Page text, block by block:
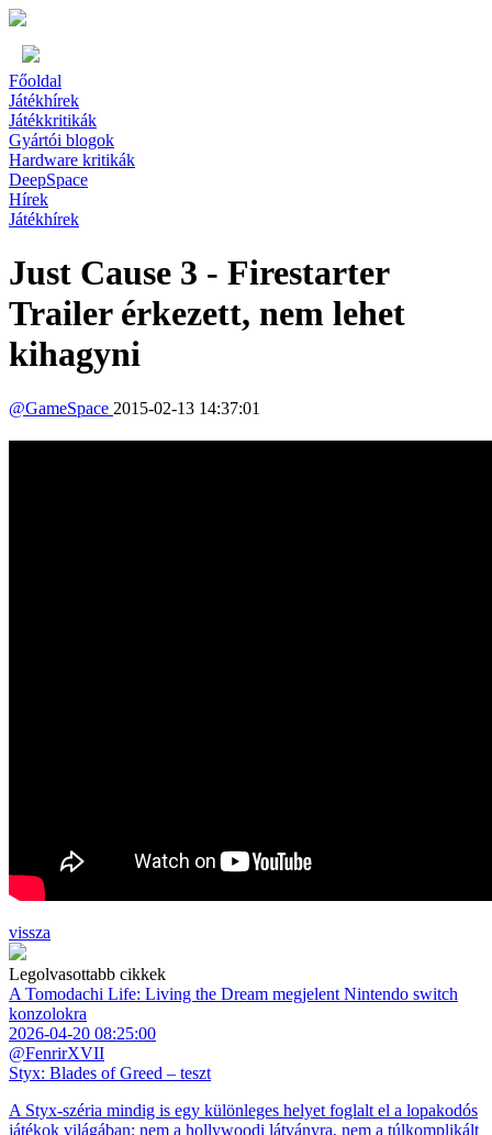
Főoldal
Játékhírek
Játékkritikák
Gyártói blogok
Hardware kritikák
DeepSpace
Hírek
Játékhírek
Just Cause 3 - Firestarter
Trailer érkezett, nem lehet
kihagyni
@GameSpace 2015-02-13 14:37:01
vissza
Legolvasottabb cikkek
A Tomodachi Life: Living the Dream megjelent Nintendo switch
konzolokra
2026-04-20 08:25:00
@FenrirXVII
Styx: Blades of Greed – teszt
A Styx-széria mindig is egy különleges helyet foglalt el a lopakodós
játékok világában: nem a hollywoodi látványra, nem a túlkomplikált